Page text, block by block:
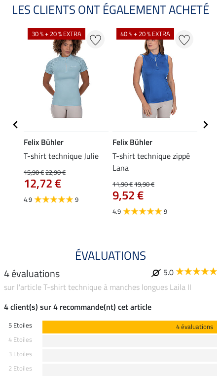
LES CLIENTS ONT ÉGALEMENT ACHETÉ
30 % + 20 % EXTRA
Felix Bühler
T-shirt technique Julie
15,90 €22,90 €
12,72 €
4.9 9
40 % + 20 % EXTRA
Felix Bühler
T-shirt technique zippé
Lana
11,90 €19,90 €
9,52 €
4.9 9
ÉVALUATIONS
4 évaluations
5.0
sur l'article T-shirt technique à manches longues Laila II
4 client(s) sur 4 recommande(nt) cet article
5 Etoiles
4 évaluations
4 Etoiles
3 Etoiles
2 Etoiles